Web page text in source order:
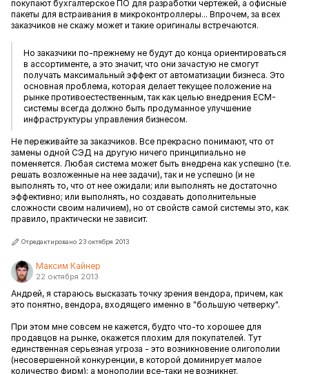
покупают бухгалтерское ПО для разработки чертежей, а офисные
пакеты для встраивания в микроконтроллеры... Впрочем, за всех
заказчиков не скажу может и такие оригиналы встречаются.
Но заказчики по-прежнему не будут до конца ориентироваться
в ассортименте, а это значит, что они зачастую не смогут
получать максимальный эффект от автоматизации бизнеса. Это
основная проблема, которая делает текущее положение на
рынке противоестественным, так как целью внедрения ECM-
системы всегда должно быть продуманное улучшение
инфраструктуры управления бизнесом.
Не переживайте за заказчиков. Все прекрасно понимают, что от
замены одной СЭД на другую ничего принципиально не
поменяется. Любая система может быть внедрена как успешно (т.е.
решать возложенные на нее задачи), так и не успешно (и не
выполнять то, что от нее ожидали; или выполнять не достаточно
эффективно; или выполнять, но создавать дополнительные
сложности своим наличием), но от свойств самой системы это, как
правило, практически не зависит.
Отредактировано 23 октября 2013
Максим Кайнер
22 октября 2013
Андрей, я стараюсь высказать точку зрения вендора, причем, как
это понятно, вендора, входящего именно в "большую четверку".
При этом мне совсем не кажется, будто что-то хорошее для
продавцов на рынке, окажется плохим для покупателей. Тут
единственная серьезная угроза - это возникновение олигополии
(несовершенной конкуренции, в которой доминирует малое
количество фирм); а монополии все-таки не возникнет.